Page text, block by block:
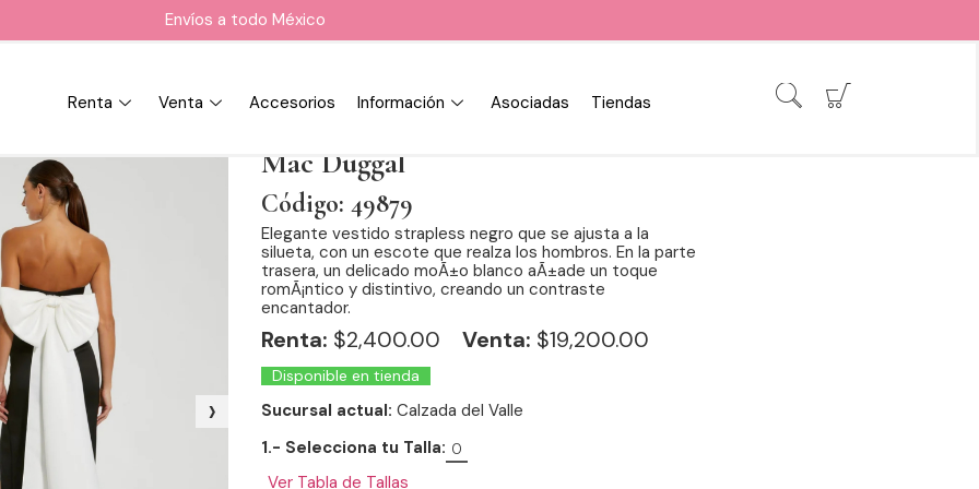
Envíos a todo México
Renta Venta Accesorios Información Asociadas Tiendas
›
Mac Duggal
Código: 49879
Elegante vestido strapless negro que se ajusta a la
silueta, con un escote que realza los hombros. En la parte
trasera, un delicado moÃ±o blanco aÃ±ade un toque
romÃ¡ntico y distintivo, creando un contraste
encantador.
Renta: $2,400.00 Venta: $19,200.00
Disponible en tienda
Sucursal actual: Calzada del Valle
1.- Selecciona tu Talla: 0
Ver Tabla de Tallas